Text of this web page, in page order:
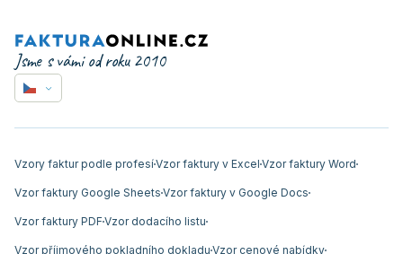
Jsme s vámi od roku 2010
Vzory faktur podle profesíVzor faktury v Excel Vzor faktury Word
Vzor faktury Google Sheets Vzor faktury v Google Docs
Vzor faktury PDF Vzor dodacího listu
Vzor příjmového pokladního dokladu Vzor cenové nabídky